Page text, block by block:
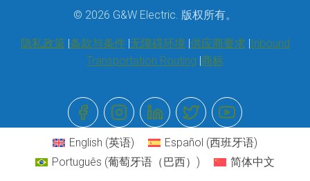
© 2026 G&W Electric. 版权所有。
隐私政策 条款与条件 无障碍环境 供应商要求 Inbound
Transportation Routing 商标
English (英语) Español (西班牙语)
Português (葡萄牙语（巴西） ) 简体中文